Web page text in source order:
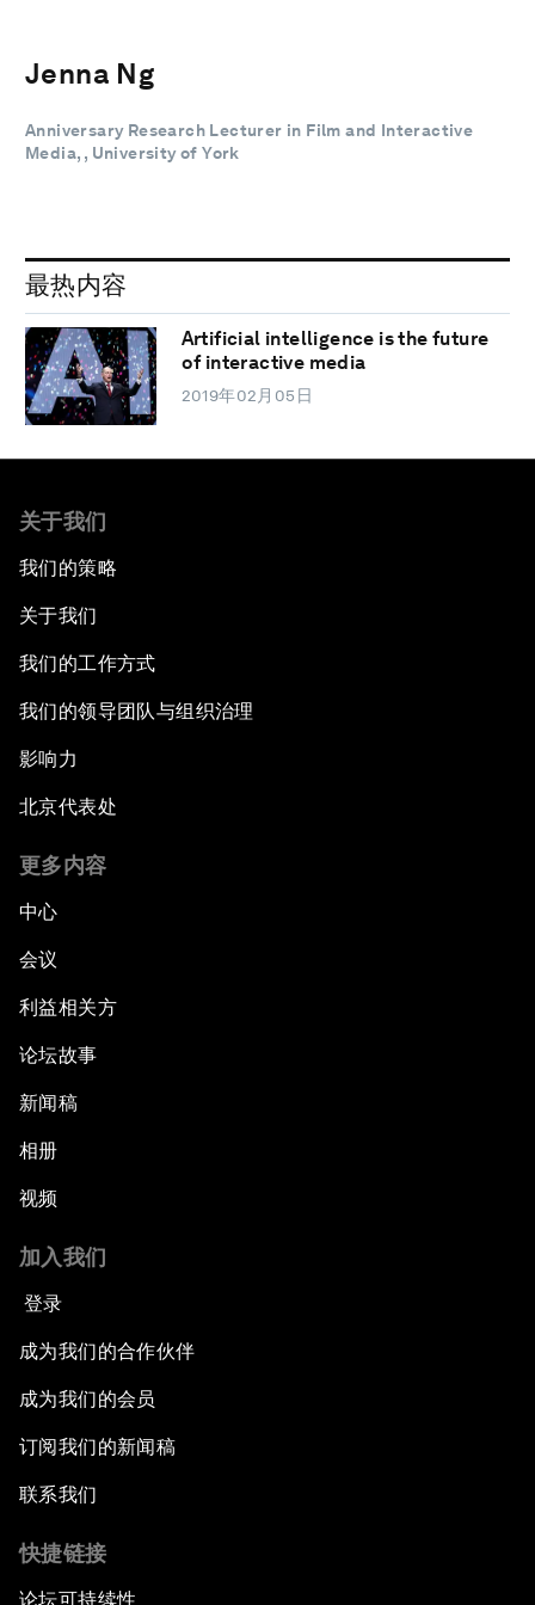
Jenna Ng
Anniversary Research Lecturer in Film and Interactive
Media, , University of York
最热内容
Artificial intelligence is the future
of interactive media
2019年02月05日
关于我们
我们的策略
关于我们
我们的工作方式
我们的领导团队与组织治理
影响力
北京代表处
更多内容
中心
会议
利益相关方
论坛故事
新闻稿
相册
视频
加入我们
登录
成为我们的合作伙伴
成为我们的会员
订阅我们的新闻稿
联系我们
快捷链接
论坛可持续性